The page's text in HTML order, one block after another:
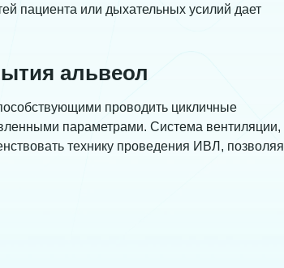
пациента или дыхательных усилий дает
альвеол
проводить цикличные
параметрами. Система вентиляции,
технику проведения ИВЛ, позволяя